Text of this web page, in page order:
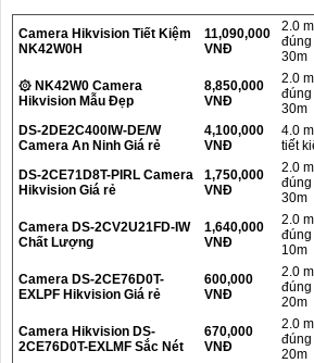
Camera Hikvision Tiết Kiệm
NK42W0H
11,090,000
VNĐ
2.0
đúng
30m
۞ NK42W0 Camera
Hikvision Mẫu Đẹp
8,850,000
VNĐ
2.0
đúng
30m
DS-2DE2C400IW-DE/W
Camera An Ninh Giá rẻ
4,100,000
VNĐ
4.0
tiết
DS-2CE71D8T-PIRL Camera
Hikvision Giá rẻ
1,750,000
VNĐ
2.0
đúng
30m
Camera DS-2CV2U21FD-IW
Chất Lượng
1,640,000
VNĐ
2.0
đúng
10m
Camera DS-2CE76D0T-
EXLPF Hikvision Giá rẻ
600,000
VNĐ
2.0
đúng
20m
Camera Hikvision DS-
2CE76D0T-EXLMF Sắc Nét
670,000
VNĐ
2.0
đúng
20m